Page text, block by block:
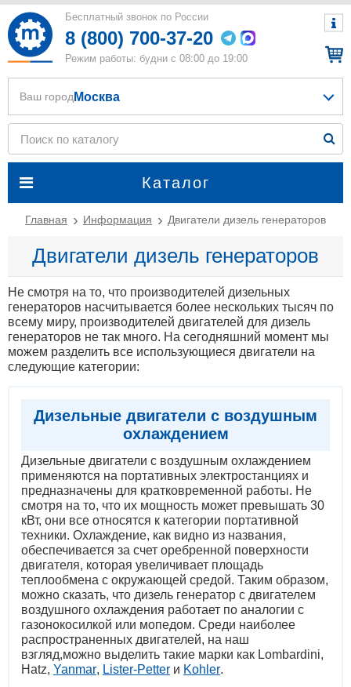
Бесплатный звонок по России
8 (800) 700-37-20
Режим работы: будни с 08:00 до 19:00
Каталог
Ваш город Москва
Главная Информация Двигатели дизель генераторов
Двигатели дизель генераторов
Не смотря на то, что производителей дизельных
генераторов насчитывается более нескольких тысяч по
всему миру, производителей двигателей для дизель
генераторов не так много. На сегодняшний момент мы
можем разделить все использующиеся двигатели на
следующие категории:
Дизельные двигатели с воздушным
охлаждением
Дизельные двигатели с воздушным охлаждением
применяются на портативных электростанциях и
предназначены для кратковременной работы. Не
смотря на то, что их мощность может превышать 30
кВт, они все относятся к категории портативной
техники. Охлаждение, как видно из названия,
обеспечивается за счет оребренной поверхности
двигателя, которая увеличивает площадь
теплообмена с окружающей средой. Таким образом,
можно сказать, что дизель генератор с двигателем
воздушного охлаждения работает по аналогии с
газонокосилкой или мопедом. Среди наиболее
распространенных двигателей, на наш
взгляд,можно выделить такие марки как Lombardini,
Hatz, Yanmar, Lister-Petter и Kohler.